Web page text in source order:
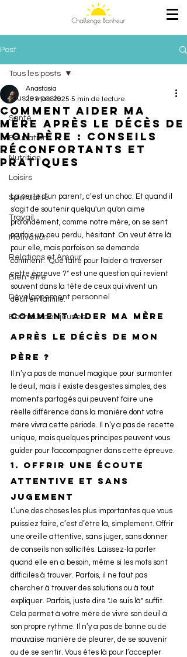
Post
Tous les posts
Santé
Education
Nutrition
Loisirs
Spiritualité
Travail
Motivation
Relations et Amour
Bien-être
Développement personnel
Bonheur des jeunes
Tous les posts
Comment aider ma
mère après le décès de
mon père : conseils
réconfortants et
pratiques
Anastasia
23 mars 2025 5 min de lecture
La perte d'un parent, c’est un choc. Et quand il
s'agit de soutenir quelqu'un qu'on aime
profondément, comme notre mère, on se sent
parfois un peu perdu, hésitant. On veut être là
pour elle, mais parfois on se demande
comment. "Que faire pour l'aider à traverser
cette épreuve ?" est une question qui revient
souvent dans la tête de ceux qui vivent un
deuil en famille.
Comment aider ma mère
après le décès de mon
père ?
Il n’y a pas de manuel magique pour surmonter
le deuil, mais il existe des gestes simples, des
moments partagés qui peuvent faire une
réelle différence dans la manière dont votre
mère vivra cette période. Il n’y a pas de recette
unique, mais quelques principes peuvent vous
guider pour l'accompagner dans cette épreuve.
1. Offrir une écoute
attentive et sans
jugement
L’une des choses les plus importantes que vous
puissiez faire, c’est d’être là, simplement. Offrir
une oreille attentive, sans juger, sans donner
de conseils non sollicités. Laissez-la parler
quand elle en a besoin, même si les mots sont
difficiles à trouver. Parfois, il ne faut pas
chercher à trouver des solutions ou à tout
expliquer. Parfois, juste dire "Je suis là" suffit.
Cela permet à votre mère de vivre son deuil à
son propre rythme. Il n’y a pas de bonne ou de
mauvaise manière de pleurer, de se souvenir
ou de se sentir. Vous êtes là pour l’accepter